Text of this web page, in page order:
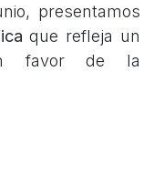
presentamos
que refleja un
favor de la